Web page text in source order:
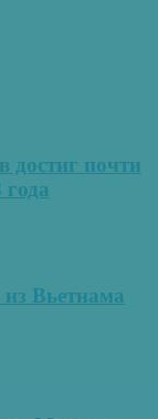
достиг почти
Вьетнама